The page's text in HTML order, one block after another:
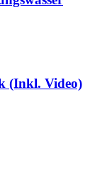
(Inkl. Video)